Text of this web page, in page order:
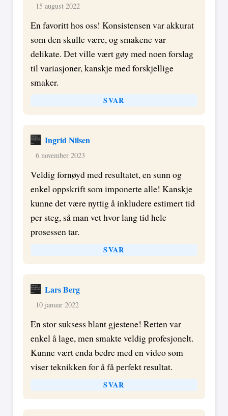
15 august 2022
En favoritt hos oss! Konsistensen var akkurat
som den skulle være, og smakene var
delikate. Det ville vært gøy med noen forslag
til variasjoner, kanskje med forskjellige
smaker.
SVAR
Ingrid Nilsen
6 november 2023
Veldig fornøyd med resultatet, en sunn og
enkel oppskrift som imponerte alle! Kanskje
kunne det være nyttig å inkludere estimert tid
per steg, så man vet hvor lang tid hele
prosessen tar.
SVAR
Lars Berg
10 januar 2022
En stor suksess blant gjestene! Retten var
enkel å lage, men smakte veldig profesjonelt.
Kunne vært enda bedre med en video som
viser teknikken for å få perfekt resultat.
SVAR